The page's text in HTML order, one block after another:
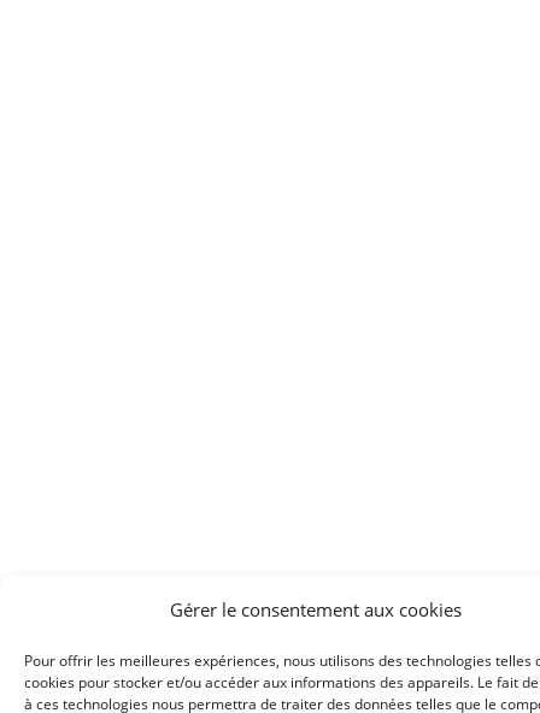
Gérer le consentement aux cookies
Pour offrir les meilleures expériences, nous utilisons des technologies telles
cookies pour stocker et/ou accéder aux informations des appareils. Le fait
à ces technologies nous permettra de traiter des données telles que le